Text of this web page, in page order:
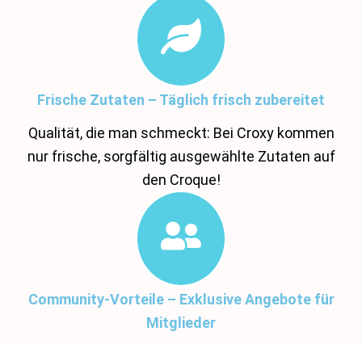
Frische Zutaten – Täglich frisch zubereitet
Qualität, die man schmeckt: Bei Croxy kommen
nur frische, sorgfältig ausgewählte Zutaten auf
den Croque!
Community-Vorteile – Exklusive Angebote für
Mitglieder